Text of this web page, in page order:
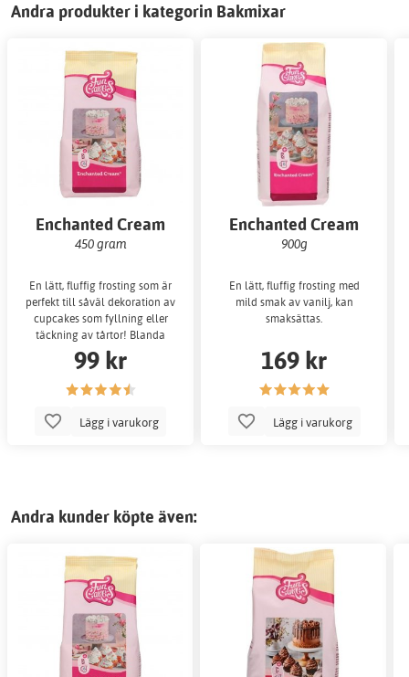
Andra produkter i kategorin Bakmixar
Enchanted Cream
450 gram
En lätt, fluffig frosting som är
perfekt till såväl dekoration av
cupcakes som fyllning eller
täckning av tårtor! Blanda
endast
99 kr
Lägg i varukorg
Enchanted Cream
900g
En lätt, fluffig frosting med
mild smak av vanilj, kan
smaksättas.
169 kr
Lägg i varukorg
Andra kunder köpte även: